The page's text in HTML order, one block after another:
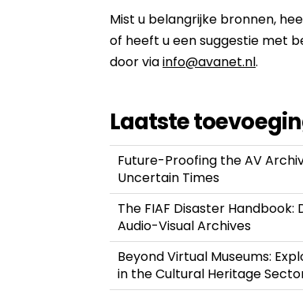
Mist u belangrijke bronnen,
of heeft u een suggestie met
door viainfo@avanet.nl.
Laatste
Future-Proofing the AV
Uncertain Times
The FIAF Disaster
Audio-Visual Archives
Beyond Virtual Museums:
in the Cultural Heritage